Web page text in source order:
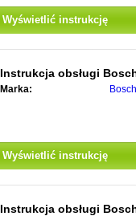
Wyświetlić instrukcję
Instrukcja obsługi
Marka: Bosch
Wyświetlić instrukcję
Instrukcja obsługi